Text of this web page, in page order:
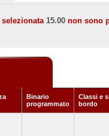
selezionata15.00 non sono
Binario
programmato
Classi e
bordo